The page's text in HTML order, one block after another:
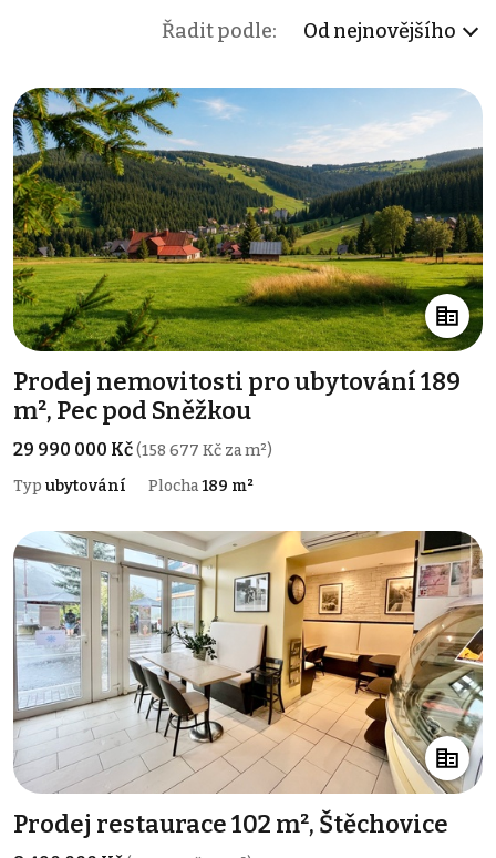
Řadit podle: Od nejnovějšího
Prodej nemovitosti pro ubytování 189
m², Pec pod Sněžkou
29 990 000 Kč(158 677 Kč za m²)
Typ ubytování Plocha189 m²
Prodej restaurace 102 m², Štěchovice